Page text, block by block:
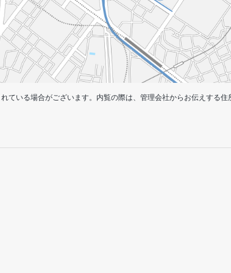
いる場合がございます。内覧の際は、管理会社からお伝えする住